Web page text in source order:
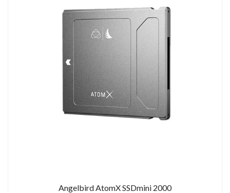
Angelbird AtomX SSDmini 2000